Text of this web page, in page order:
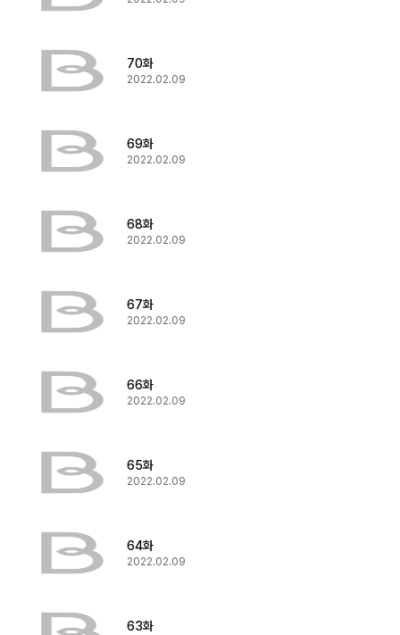
70화
2022.02.09
69화
2022.02.09
68화
2022.02.09
67화
2022.02.09
66화
2022.02.09
65화
2022.02.09
64화
2022.02.09
63화